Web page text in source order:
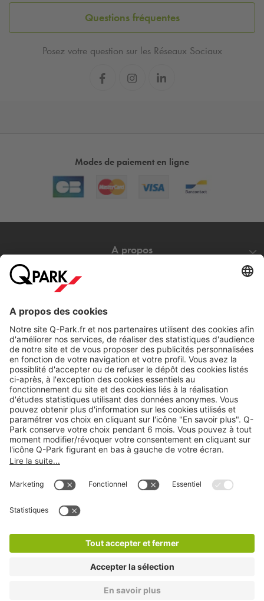
Questions fréquentes
Posez votre question sur les Réseaux Sociaux
Modes de paiement en ligne
A propos
Nos services
Cookies
Copyright
CGV
Déclaration de confidentialité
stationnement sur place